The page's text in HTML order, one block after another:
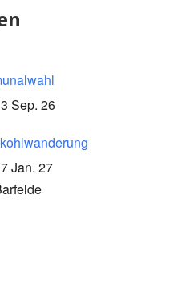
Sep. 26
Jan. 27